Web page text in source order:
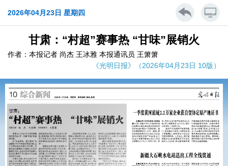
2026年04月23日 星期四
甘肃：“村超”赛事热 “甘味”展销火
作者：本报记者 尚杰 王冰雅 本报通讯员 王箫箫
《光明日报》（2026年04月23日 10版）